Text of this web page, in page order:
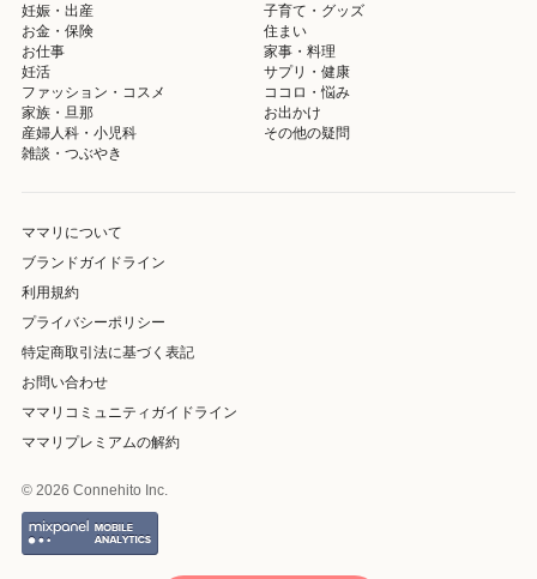
妊娠・出産
子育て・グッズ
お金・保険
住まい
お仕事
家事・料理
妊活
サプリ・健康
ファッション・コスメ
ココロ・悩み
家族・旦那
お出かけ
産婦人科・小児科
その他の疑問
雑談・つぶやき
ママリについて
ブランドガイドライン
利用規約
プライバシーポリシー
特定商取引法に基づく表記
お問い合わせ
ママリコミュニティガイドライン
ママリプレミアムの解約
© 2026 Connehito Inc.